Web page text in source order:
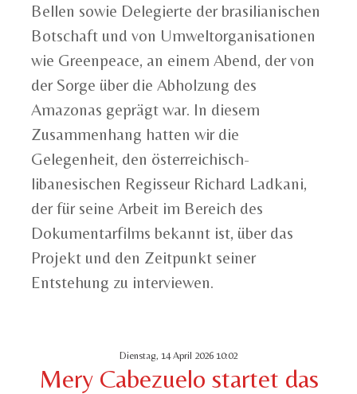
Bellen sowie Delegierte der brasilianischen
Botschaft und von Umweltorganisationen
wie Greenpeace, an einem Abend, der von
der Sorge über die Abholzung des
Amazonas geprägt war. In diesem
Zusammenhang hatten wir die
Gelegenheit, den österreichisch-
libanesischen Regisseur Richard Ladkani,
der für seine Arbeit im Bereich des
Dokumentarfilms bekannt ist, über das
Projekt und den Zeitpunkt seiner
Entstehung zu interviewen.
Dienstag, 14 April 2026 10:02
Mery Cabezuelo startet das